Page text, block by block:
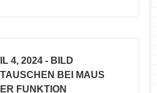
4, 2024 - BILD
BEI MAUS
FUNKTION